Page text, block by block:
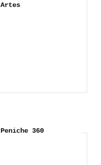
Artes
Peniche 360